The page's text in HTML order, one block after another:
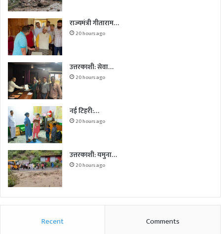
राज्यमंत्री गीताराम…
20 hours ago
उत्तरकाशी: सेवा…
20 hours ago
नई टिहरी:…
20 hours ago
उत्तरकाशी: यमुना…
20 hours ago
Recent Comments